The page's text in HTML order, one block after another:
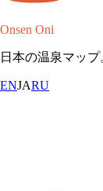
Onsen Oni
日本の温泉マップ
ENJARU